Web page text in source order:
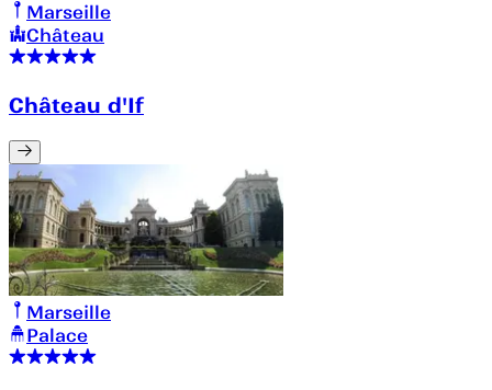
Marseille
Château
Château d'If
Marseille
Palace